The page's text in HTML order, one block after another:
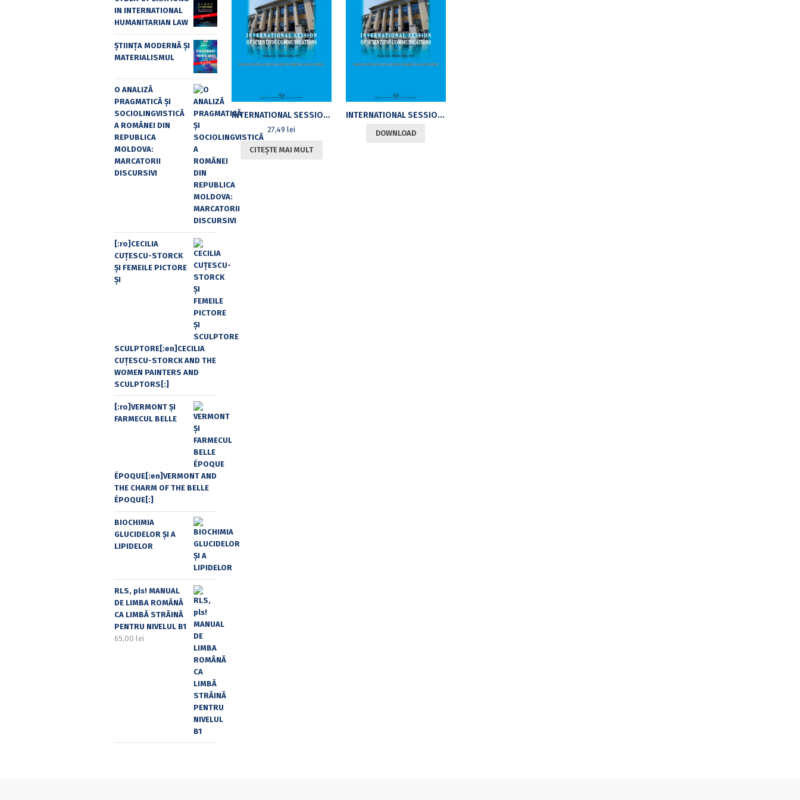
INTERNATIONAL SESSION OF SCIENTIFIC COMMUNICATIONS – BUCHAREST, MARCH 24TH, 2017 – THE ROLE OF PHYSICAL EDUCATION AND SPORT IN PROMOTING A HEALTHY LIFESTYLE
27,49lei
CITEȘTE MAI MULT
INTERNATIONAL SESSION OF SCIENTIFIC COMMUNICATIONS – BUCHAREST, MARCH 24TH, 2017 –
DOWNLOAD
IN INTERNATIONAL
HUMANITARIAN LAW
ȘTIINȚA MODERNĂ ȘI
MATERIALISMUL
O ANALIZĂ
PRAGMATICĂ ȘI
SOCIOLINGVISTICĂ
A ROMÂNEI DIN
REPUBLICA
MOLDOVA:
MARCATORII
DISCURSIVI
[:ro]CECILIA
CUŢESCU-STORCK
ŞI FEMEILE PICTORE
ŞI
SCULPTORE[:en]CECILIA
CUŢESCU-STORCK AND THE
WOMEN PAINTERS AND
SCULPTORS[:]
[:ro]VERMONT ȘI
FARMECUL BELLE
ÉPOQUE[:en]VERMONT AND
THE CHARM OF THE BELLE
ÉPOQUE[:]
BIOCHIMIA
GLUCIDELOR ȘI A
LIPIDELOR
RLS, pls! MANUAL
DE LIMBA ROMÂNĂ
CA LIMBĂ STRĂINĂ
PENTRU NIVELUL B1
65,00 lei